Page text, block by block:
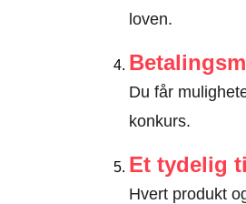
loven.
Du får
konkurs.
Et tydelig
Hvert produkt